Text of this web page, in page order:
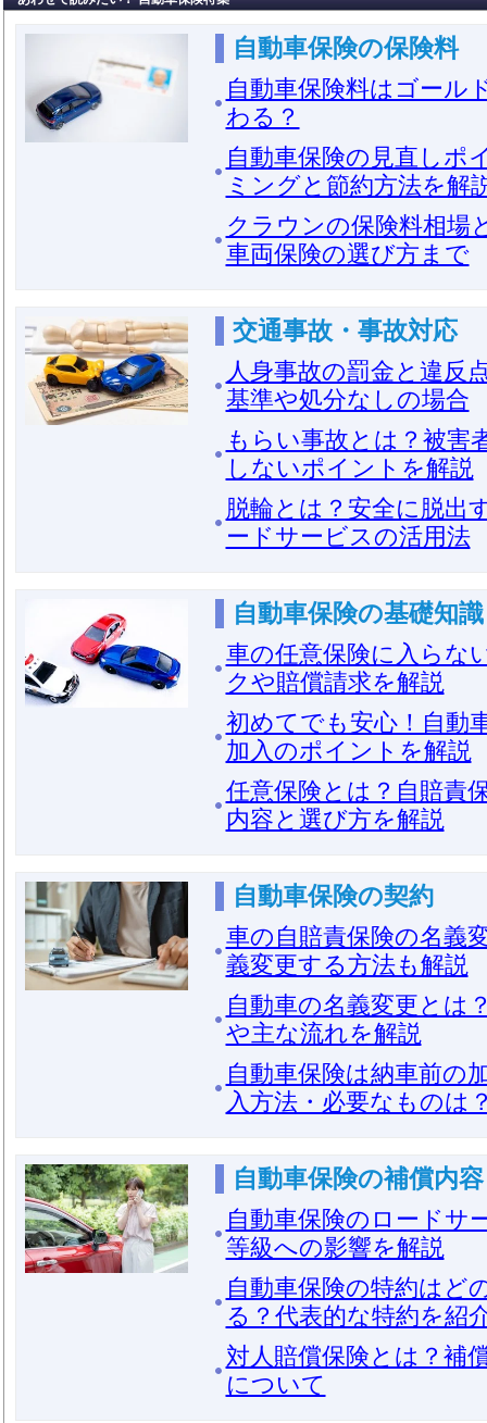
自動車保険の保険料
自動車保険料はゴール
わる？
自動車保険の見直しポ
ミングと節約方法を解
クラウンの保険料相場
車両保険の選び方まで
交通事故・事故対応
人身事故の罰金と違反
基準や処分なしの場合
もらい事故とは？被害
しないポイントを解説
脱輪とは？安全に脱出
ードサービスの活用法
自動車保険の基礎知識
車の任意保険に入らな
クや賠償請求を解説
初めてでも安心！自動
加入のポイントを解説
任意保険とは？自賠責
内容と選び方を解説
自動車保険の契約
車の自賠責保険の名義
義変更する方法も解説
自動車の名義変更とは
や主な流れを解説
自動車保険は納車前の
入方法・必要なものは
自動車保険の補償内容
自動車保険のロードサ
等級への影響を解説
自動車保険の特約はど
る？代表的な特約を紹
対人賠償保険とは？補
について